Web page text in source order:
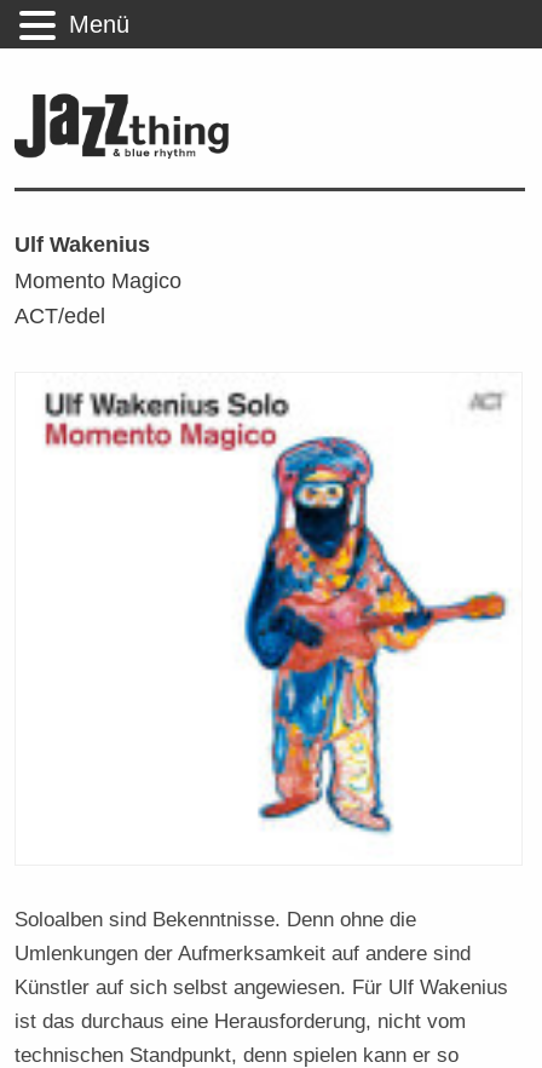
Ulf Wakenius
Momento Magico
ACT/edel
Soloalben sind Bekenntnisse. Denn ohne die
Umlenkungen der Aufmerksamkeit auf andere sind
Künstler auf sich selbst angewiesen. Für Ulf Wakenius
ist das durchaus eine Herausforderung, nicht vom
technischen Standpunkt, denn spielen kann er so
Menü